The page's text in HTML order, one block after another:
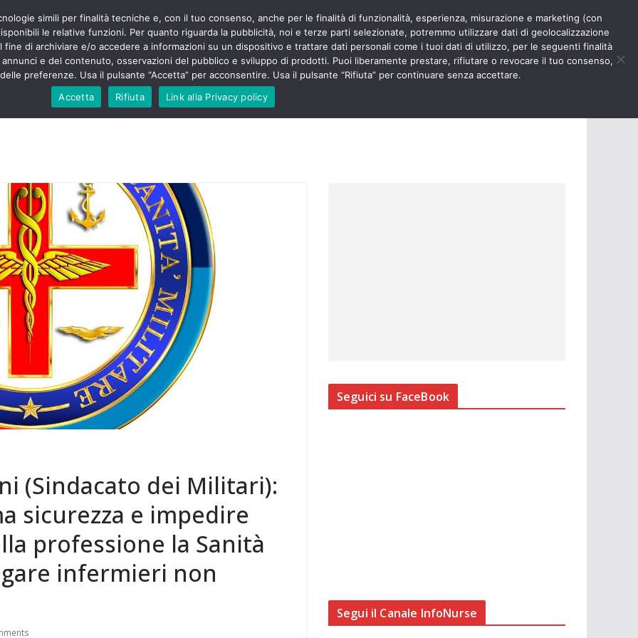
sono
senza
aggressioni
“tagli e
proclamato lo
Up contro
e
Up:
anche
POLITICA STUDENTI SALUTE COMUNICATI CURIOSITÀ NURSE TIMES
(Sindacato dei Militari):
sicurezza e impedire
professione la Sanità
infermieri non
Seguici su FaceBook
Segui il Canale InfoNurse
simili per finalità tecniche e, con il tuo consenso, anche per le finalità di funzionalità, esperienza, misurazione e marketing (con
le relative funzioni. Per quanto riguarda la pubblicità, noi e terze parti selezionate, potremmo utilizzare dati di geolocalizzazione
fine di archiviare e/o accedere a informazioni su un dispositivo e trattare dati personali come i tuoi dati di utilizzo, per le seguenti finalità
e del contenuto, osservazioni del pubblico e sviluppo di prodotti. Puoi liberamente prestare, rifiutare o revocare il tuo consenso,
preferenze. Usa il pulsante “Accetta” per acconsentire. Usa il pulsante “Rifiuta” per continuare senza accettare.
Accetta
Rifiuta Link alla Privacy policy